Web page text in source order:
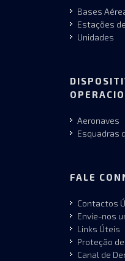
Bases
Estações
Unidades
Aeronaves
Esquadras
FALE
Contactos
Envie-nos
Links Úteis
Proteção
Canal de